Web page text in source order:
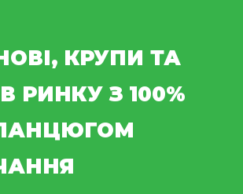
КРУПИ ТА
РИНКУ З 100%